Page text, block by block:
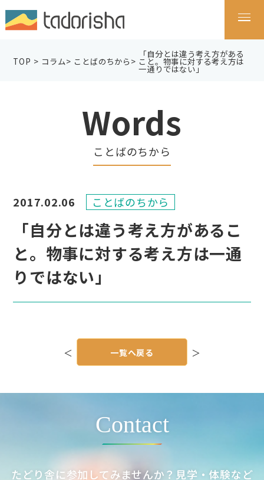
TOP > コラム> ことばのちから >
「自分とは違う考え方がある
こと。物事に対する考え方は
一通りではない」
Words
ことばのちから
「自分とは違う考え方があるこ
と。物事に対する考え方は一通
りではない」
2017.02.06 ことばのちから
シ
＜ ＞
一覧へ戻る
Contact
たどり舎に参加してみませんか？見学・体験など